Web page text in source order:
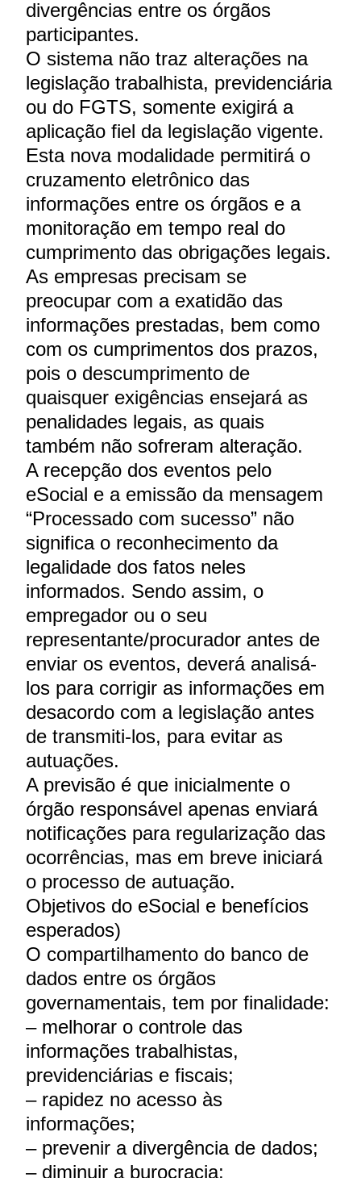
divergências entre os órgãos
participantes.
O sistema não traz alterações na
legislação trabalhista, previdenciária
ou do FGTS, somente exigirá a
aplicação fiel da legislação vigente.
Esta nova modalidade permitirá o
cruzamento eletrônico das
informações entre os órgãos e a
monitoração em tempo real do
cumprimento das obrigações legais.
As empresas precisam se
preocupar com a exatidão das
informações prestadas, bem como
com os cumprimentos dos prazos,
pois o descumprimento de
quaisquer exigências ensejará as
penalidades legais, as quais
também não sofreram alteração.
A recepção dos eventos pelo
eSocial e a emissão da mensagem
“Processado com sucesso” não
significa o reconhecimento da
legalidade dos fatos neles
informados. Sendo assim, o
empregador ou o seu
representante/procurador antes de
enviar os eventos, deverá analisá-
los para corrigir as informações em
desacordo com a legislação antes
de transmiti-los, para evitar as
autuações.
A previsão é que inicialmente o
órgão responsável apenas enviará
notificações para regularização das
ocorrências, mas em breve iniciará
o processo de autuação.
Objetivos do eSocial e benefícios
esperados)
O compartilhamento do banco de
dados entre os órgãos
governamentais, tem por finalidade:
– melhorar o controle das
informações trabalhistas,
previdenciárias e fiscais;
– rapidez no acesso às
informações;
– prevenir a divergência de dados;
– diminuir a burocracia;